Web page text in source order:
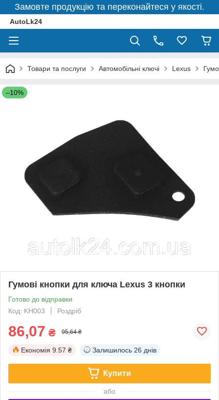
Замовте продукцію та переконайтеся у якості.
AutoLk24
Товари та послуги Автомобільні ключі Lexus
–10%
Гумові кнопки для ключа Lexus 3 кнопки
Готово до відправки
Код: KН003
Роздріб
86,07 ₴ 95,64 ₴
Економія 9.57 ₴ Залишилось 26 днів
Купити
або